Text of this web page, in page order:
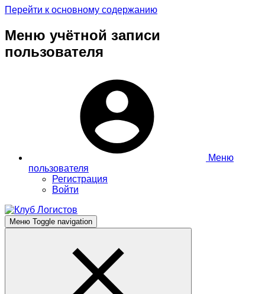
Перейти к основному содержанию
Меню учётной записи
пользователя
Меню
пользователя
Регистрация
Войти
Меню Toggle navigation